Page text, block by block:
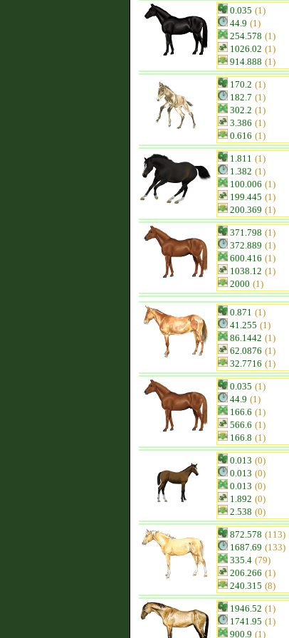
0.035 (1)
44.9 (1)
254.578 (1)
1026.02 (1)
914.888 (1)
170.2 (1)
182.7 (1)
302.2 (1)
3.386 (1)
0.616 (1)
1.811 (1)
1.382 (1)
100.006 (1)
199.445 (1)
200.369 (1)
371.798 (1)
372.889 (1)
600.416 (1)
1038.12 (1)
2000 (1)
0.871 (1)
41.255 (1)
86.1442 (1)
62.0876 (1)
32.7716 (1)
0.035 (1)
44.9 (1)
166.6 (1)
566.6 (1)
166.8 (1)
0.013 (0)
0.013 (0)
0.013 (0)
1.892 (0)
2.538 (0)
872.578 (113)
1687.69 (133)
335.4 (79)
206.266 (1)
240.315 (8)
1946.52 (1)
1741.95 (1)
900.9 (1)